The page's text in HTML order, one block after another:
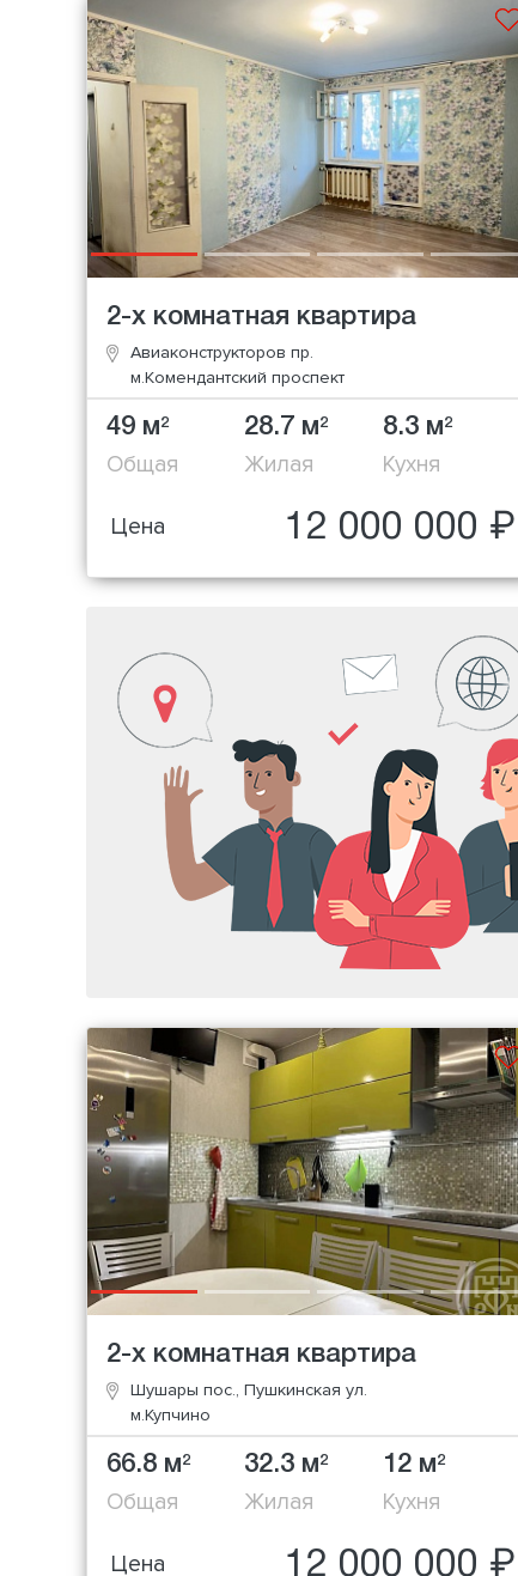
2-х комнатная квартира
Авиаконструкторов пр.
м.Комендантский проспект
49 м2
Общая
28.7 м2
Жилая
8.3 м2
Кухня
Цена 12 000 000 ₽
2-х комнатная квартира
Шушары пос., Пушкинская ул.
м.Купчино
66.8 м2
Общая
32.3 м2
Жилая
12 м2
Кухня
Цена 12 000 000 ₽